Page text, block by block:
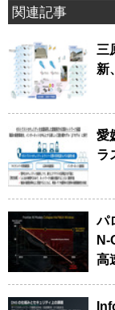
関連記事
三
新
愛
ラ
パ
N-
高